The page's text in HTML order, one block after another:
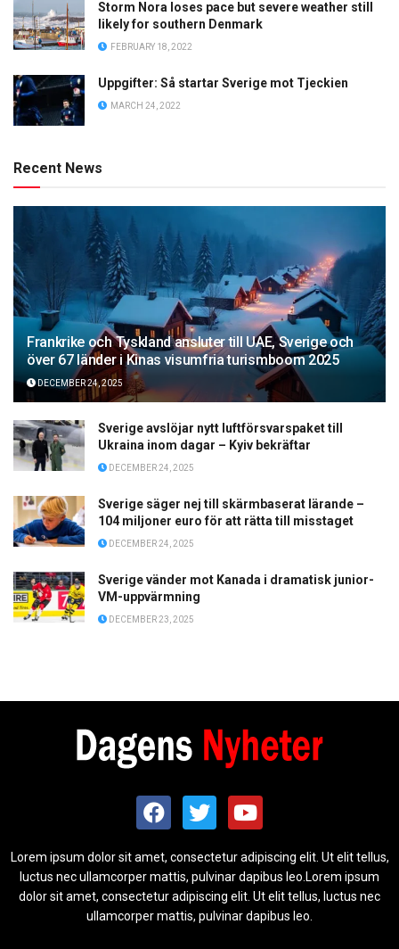
Storm Nora loses pace but severe weather still
likely for southern Denmark
FEBRUARY 18, 2022
Uppgifter: Så startar Sverige mot Tjeckien
MARCH 24, 2022
Recent News
Frankrike och Tyskland ansluter till UAE, Sverige och
över 67 länder i Kinas visumfria turismboom 2025
DECEMBER 24, 2025
Sverige avslöjar nytt luftförsvarspaket till
Ukraina inom dagar – Kyiv bekräftar
DECEMBER 24, 2025
Sverige säger nej till skärmbaserat lärande –
104 miljoner euro för att rätta till misstaget
DECEMBER 24, 2025
Sverige vänder mot Kanada i dramatisk junior-
VM-uppvärmning
DECEMBER 23, 2025
Lorem ipsum dolor sit amet, consectetur adipiscing elit. Ut elit tellus,
luctus nec ullamcorper mattis, pulvinar dapibus leo.Lorem ipsum
dolor sit amet, consectetur adipiscing elit. Ut elit tellus, luctus nec
ullamcorper mattis, pulvinar dapibus leo.